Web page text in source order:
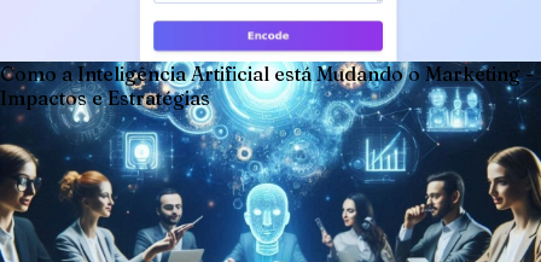
Como a Inteligência Artificial está Mudando o Marketing -
Impactos e Estratégias